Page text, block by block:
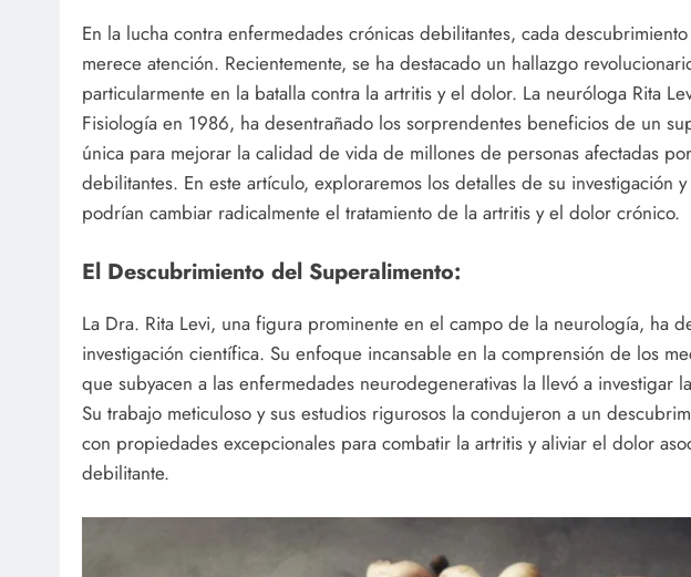
En la lucha contra enfermedades crónicas debilitantes, cada
merece atención. Recientemente, se ha destacado un hallazgo
particularmente en la batalla contra la artritis y el dolor. La neuróloga Rita
Fisiología en 1986, ha desentrañado los sorprendentes beneficios de un
única para mejorar la calidad de vida de millones de personas afectadas
debilitantes. En este artículo, exploraremos los detalles de su investigación
podrían cambiar radicalmente el tratamiento de la artritis y el dolor crónico.
El Descubrimiento del Superalimento:
La Dra. Rita Levi, una figura prominente en el campo de la neurología, ha
investigación científica. Su enfoque incansable en la comprensión de los
que subyacen a las enfermedades neurodegenerativas la llevó a investigar
Su trabajo meticuloso y sus estudios rigurosos la condujeron a un
con propiedades excepcionales para combatir la artritis y aliviar el dolor
debilitante.